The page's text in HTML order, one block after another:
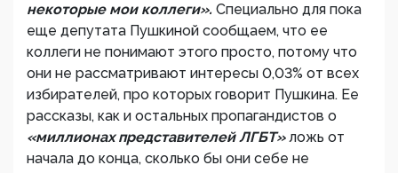
некоторые мои коллеги». Специально для пока
еще депутата Пушкиной сообщаем, что ее
коллеги не понимают этого просто, потому что
они не рассматривают интересы 0,03% от всех
избирателей, про которых говорит Пушкина. Ее
рассказы, как и остальных пропагандистов о
«миллионах представителей ЛГБТ»ложь от
начала до конца, сколько бы они себе не